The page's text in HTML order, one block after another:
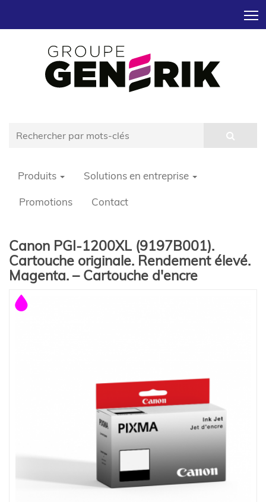
Produits Solutions en entreprise
Promotions Contact
Canon PGI-1200XL (9197B001).
Cartouche originale. Rendement élevé.
Magenta. – Cartouche d'encre